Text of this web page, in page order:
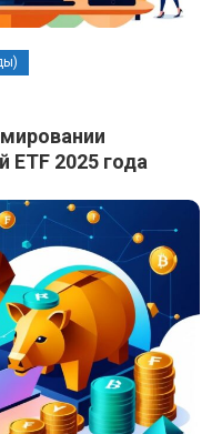
ETF 2025 года